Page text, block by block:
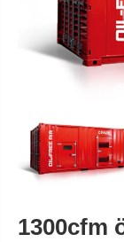
1300cfm